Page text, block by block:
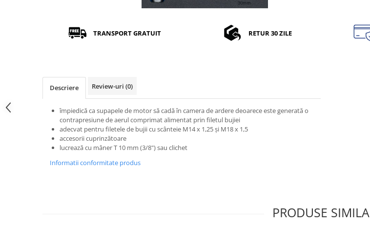
TRANSPORT GRATUIT RETUR 30 ZILE
Descriere Review-uri (0)
împiedică ca supapele de motor să cadă în camera de ardere deoarece este generată o
contrapresiune de aerul comprimat alimentat prin filetul bujiei
adecvat pentru filetele de bujii cu scânteie M14 x 1,25 şi M18 x 1,5
accesorii cuprinzătoare
lucrează cu mâner T 10 mm (3/8") sau clichet
Informatii conformitate produs
PRODUSE